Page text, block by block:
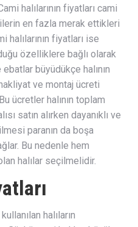
halılarının fiyatları cami
en fazla merak ettikleri
halılarının fiyatları ise
özelliklere bağlı olarak
büyüdükçe halının
ve montaj ücreti
ücretler halının toplam
satın alırken dayanıklı ve
paranın da boşa
Bu nedenle hem
halılar seçilmelidir.
halıların